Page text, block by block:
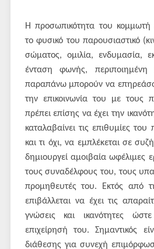
Η προσωπικότητα του κομμωτή
το φυσικό του παρουσιαστικό
σώματος, ομιλία, ενδυμασία,
ένταση φωνής,
παραπάνω μπορούν να
την επικοινωνία του με τους
πρέπει επίσης να έχει την
καταλαβαίνει τις επιθυμίες
και τι όχι, να εμπλέκεται σε
δημιουργεί αμοιβαία ωφέλιμες
τους συναδέλφους του, τους
προμηθευτές του. Εκτός από
επιβάλλεται να έχει τις
γνώσεις και ικανότητες
επιχείρησή του. Σημαντικός
διάθεσης για συνεχή